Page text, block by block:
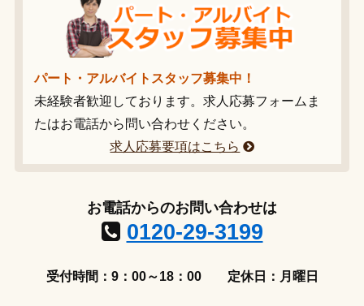
パート・アルバイトスタッフ募集中！
未経験者歓迎しております。求人応募フォームま
たはお電話から問い合わせください。
求人応募要項はこちら
お電話からのお問い合わせは
0120-29-3199
受付時間：9：00～18：00 定休日：月曜日